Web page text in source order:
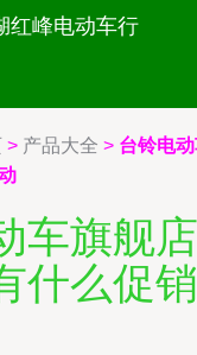
红峰电动车行
> 产品大全 > 台铃电
车旗舰
什么促